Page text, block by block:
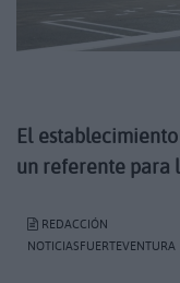
El
un referente para
REDACCIÓN
NOTICIASFUERTEVENTURA